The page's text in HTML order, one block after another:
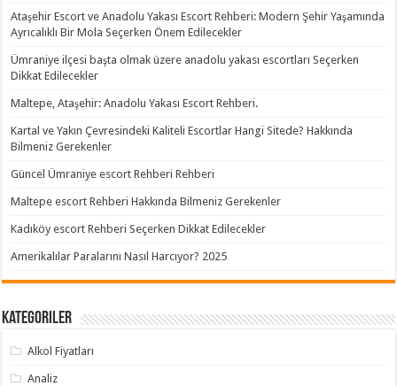
Ataşehir Escort ve Anadolu Yakası Escort Rehberi: Modern Şehir Yaşamında
Ayrıcalıklı Bir Mola Seçerken Önem Edilecekler
Ümraniye ilçesi başta olmak üzere anadolu yakası escortları Seçerken
Dikkat Edilecekler
Maltepe, Ataşehir: Anadolu Yakası Escort Rehberi.
Kartal ve Yakın Çevresindeki Kaliteli Escortlar Hangi Sitede? Hakkında
Bilmeniz Gerekenler
Güncel Ümraniye escort Rehberi Rehberi
Maltepe escort Rehberi Hakkında Bilmeniz Gerekenler
Kadıköy escort Rehberi Seçerken Dikkat Edilecekler
Amerikalılar Paralarını Nasıl Harcıyor? 2025
Kategoriler
Alkol Fiyatları
Analiz